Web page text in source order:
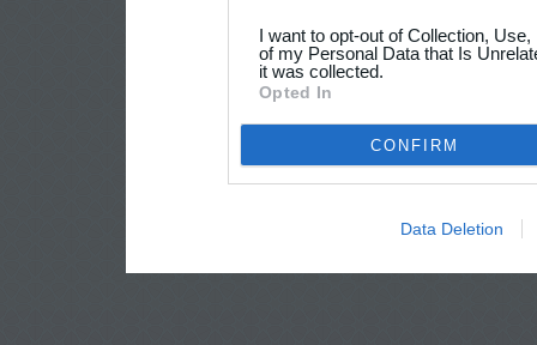
I want to opt-out of Collection,
of my Personal Data that Is
it was collected.
Opted In
CONFIRM
Data Deletion